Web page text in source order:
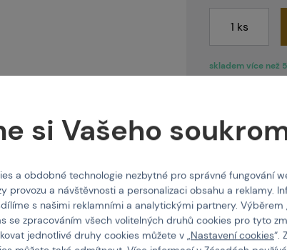
skladem více než
E-shop
Brno
si Vašeho
a obdobné technologie nezbytné pro správné fungování
provozu a návštěvnosti a personalizaci obsahu a reklamy.
s našimi reklamními a analytickými partnery. Výběrem
se zpracováním všech volitelných druhů cookies pro tyto
jednotlivé druhy cookies můžete v „Nastavení cookies“.